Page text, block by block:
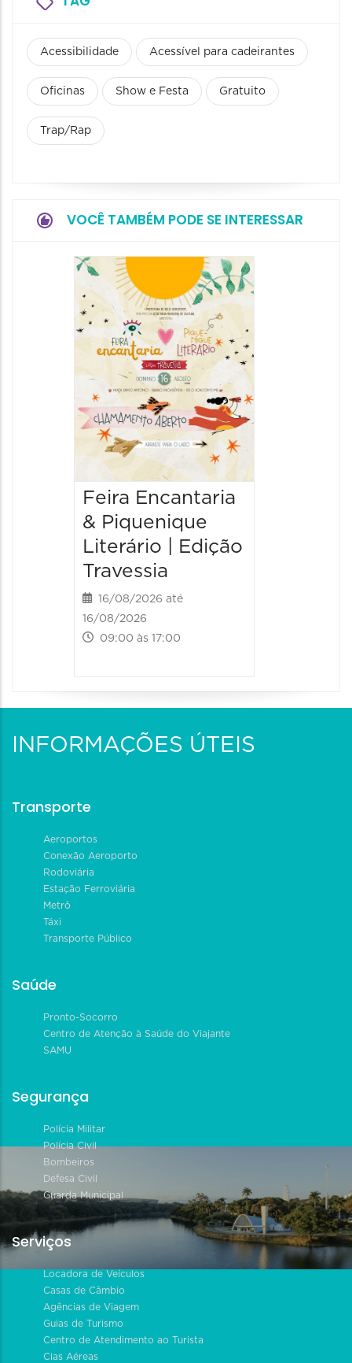
Acessibilidade Acessível para cadeirantes
Oficinas Show e Festa Gratuito
Trap/Rap
VOCÊ TAMBÉM PODE SE INTERESSAR
Feira Encantaria
& Piquenique
Literário | Edição
Travessia
16/08/2026 até
16/08/2026
09:00 às 17:00
INFORMAÇÕES ÚTEIS
Transporte
Aeroportos
Conexão Aeroporto
Rodoviária
Estação Ferroviária
Metrô
Táxi
Transporte Público
Saúde
Pronto-Socorro
Centro de Atenção à Saúde do Viajante
SAMU
Segurança
Polícia Militar
Polícia Civil
Bombeiros
Defesa Civil
Guarda Municipal
Serviços
Locadora de Veículos
Casas de Câmbio
Agências de Viagem
Guias de Turismo
Centro de Atendimento ao Turista
Cias Aéreas